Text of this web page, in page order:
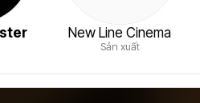
New Line Cinema
Sản xuất